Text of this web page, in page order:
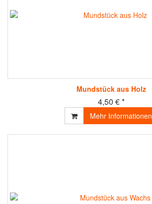
Mundstück aus Holz
4,50 € *
Mehr Informationen